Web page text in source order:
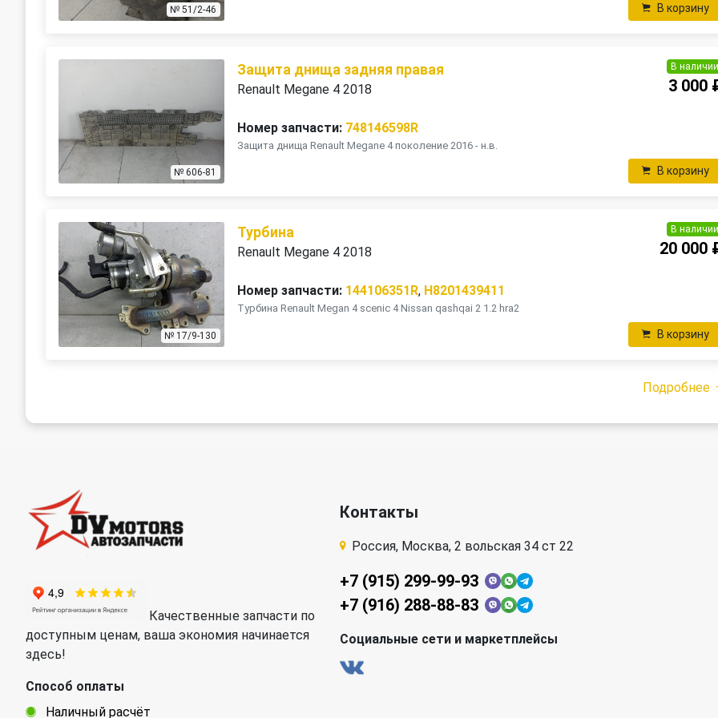
№ 51/2-46 В корзину
№ 606-81
Защита днища задняя правая
Renault Megane 4 2018
Номер запчасти: 748146598R
Защита днища Renault Megane 4 поколение 2016 - н.в.
В наличии
3 000
В корзину
№ 17/9-130
Турбина
Renault Megane 4 2018
Номер запчасти: 144106351R, H8201439411
Турбина Renault Megan 4 scenic 4 Nissan qashqai 2 1.2 hra2
В наличии
20 000
В корзину
Подробнее
Качественные запчасти по
доступным ценам, ваша экономия начинается
здесь!
Способ оплаты
Наличный расчёт
Контакты
Россия, Москва, 2 вольская 34 ст 22
+7 (915) 299-99-93
+7 (916) 288-88-83
Социальные сети и маркетплейсы